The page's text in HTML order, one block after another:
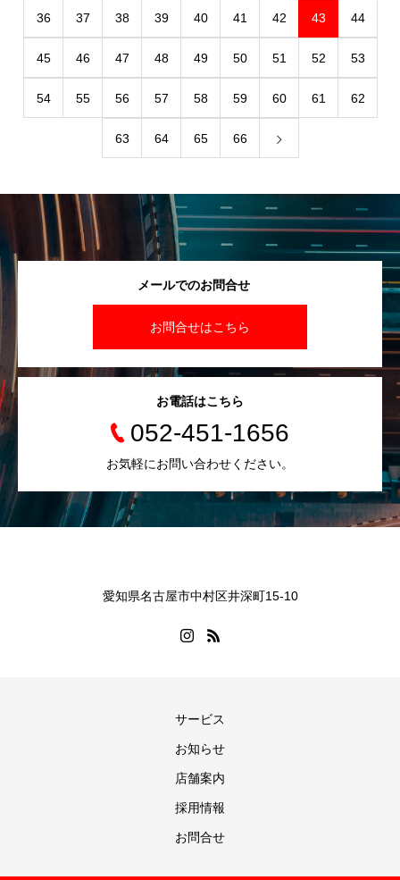
36 37 38 39 40 41 42 43 44
45 46 47 48 49 50 51 52 53
54 55 56 57 58 59 60 61 62
63 64 65 66
メールでのお問合せ
お問合せはこちら
お電話はこちら
052-451-1656
お気軽にお問い合わせください。
愛知県名古屋市中村区井深町15-10
サービス
お知らせ
店舗案内
採用情報
お問合せ